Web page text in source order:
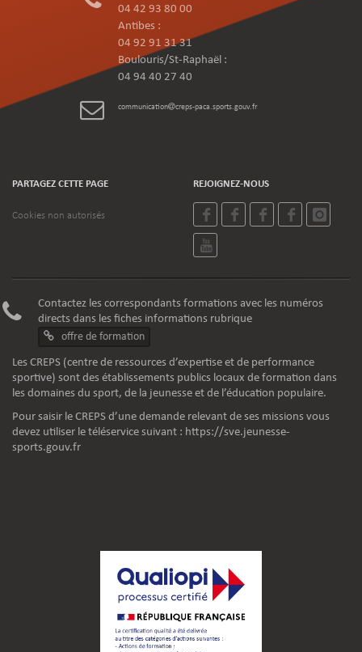
04 42 93 80 00
Antibes :
04 92 91 31 31
Boulouris/St-Raphaël :
04 94 40 27 40
communication creps-paca.sports.gouv.fr
PARTAGEZ CETTE PAGE
Cookies non autorisés
REJOIGNEZ-NOUS
Contactez les correspondants formations avec les numéros
directs dans les fiches informations rubrique
offre de formation
Les CREPS (centre de ressources d’expertise et de performance
sportive) sont des établissements publics locaux de formation dans
les domaines du sport, de la jeunesse et de l’éducation populaire.
Pour saisir le CREPS d’une demande relevant de ses missions vous
devez utiliser le téléservice suivant : https://sve.jeunesse-
sports.gouv.fr